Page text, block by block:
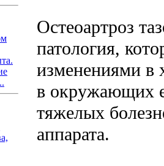
Остеоартроз
патология,
изменениями в
в окружающих
тяжелых
аппарата.